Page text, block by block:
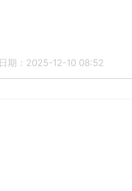
日期：2025-12-10 08:52